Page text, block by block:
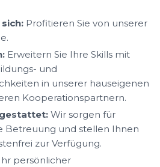
Profitieren Sie von unserer
Erweitern Sie Ihre Skills mit
und
in unserer hauseigenen
Kooperationspartnern.
Wir sorgen für
Betreuung und stellen Ihnen
zur Verfügung.
Ihr persönlicher